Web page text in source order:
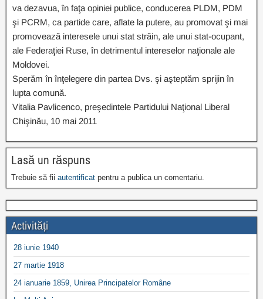
va dezavua, în faţa opiniei publice, conducerea PLDM, PDM
şi PCRM, ca partide care, aflate la putere, au promovat şi mai
promovează interesele unui stat străin, ale unui stat-ocupant,
ale Federaţiei Ruse, în detrimentul intereselor naţionale ale
Moldovei.
Sperăm în înţelegere din partea Dvs. şi aşteptăm sprijin în
lupta comună.
Vitalia Pavlicenco, preşedintele Partidului Naţional Liberal
Chişinău, 10 mai 2011
Lasă un răspuns
Trebuie să fii autentificat pentru a publica un comentariu.
Activități
28 iunie 1940
27 martie 1918
24 ianuarie 1859, Unirea Principatelor Române